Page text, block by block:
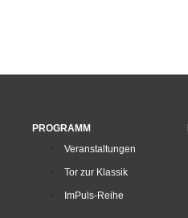
PROGRAMM
Veranstaltungen
Tor zur Klassik
ImPuls-Reihe